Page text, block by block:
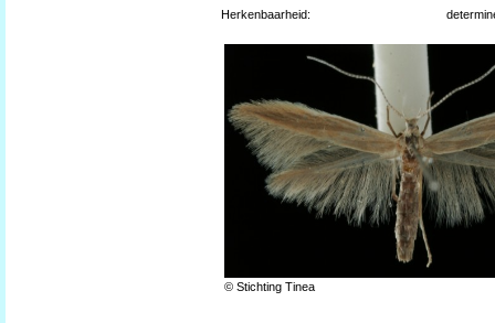
Herkenbaarheid:
© Stichting Tinea